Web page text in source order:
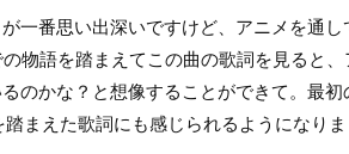
一番思い出深いですけど、アニメを通
物語を踏まえてこの曲の歌詞を見ると
のかな？と想像することができて。最
まえた歌詞にも感じられるようになりま